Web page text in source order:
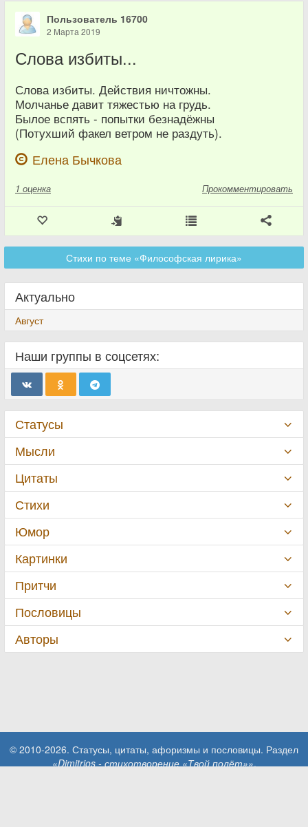
Пользователь 16700
2 Марта 2019
Слова избиты...
Слова избиты. Действия ничтожны.
Молчанье давит тяжестью на грудь.
Былое вспять - попытки безнадёжны
(Потухший факел ветром не раздуть).
Елена Бычкова
1 оценка Прокомментировать
Стихи по теме «Философская лирика»
Актуально
Август
Наши группы в соцсетях:
Статусы
Мысли
Цитаты
Стихи
Юмор
Картинки
Притчи
Пословицы
Авторы
© 2010-2026. Статусы, цитаты, афоризмы и пословицы. Раздел
«Dimitrios - стихотворение «Твой полёт»».